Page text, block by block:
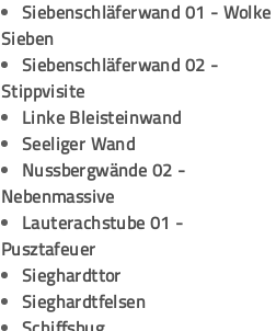
Siebenschläferwand 01 - Wolke
Sieben
Siebenschläferwand 02 -
Stippvisite
Linke Bleisteinwand
Seeliger Wand
Nussbergwände 02 -
Nebenmassive
Lauterachstube 01 -
Pusztafeuer
Sieghardttor
Sieghardtfelsen